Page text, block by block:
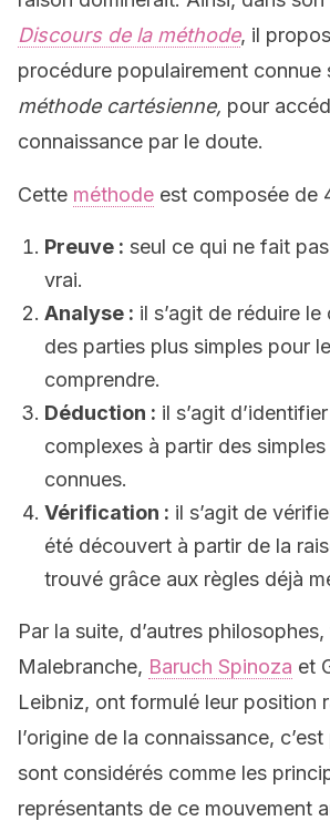
Discours de la méthode, il
procédure populairement connue
méthode cartésienne, pour
connaissance par le doute.
Cette méthode est composée de
Preuve : seul ce qui ne fait
vrai.
Analyse : il s’agit de réduire le
des parties plus simples pour le
comprendre.
Déduction : il s’agit
complexes à partir des simples
connues.
Vérification : il s’agit de
été découvert à partir de la
trouvé grâce aux règles déjà
Par la suite, d’autres
Malebranche, Baruch Spinoza et
Leibniz, ont formulé leur position
l’origine de la connaissance,
sont considérés comme les
représentants de ce mouvement